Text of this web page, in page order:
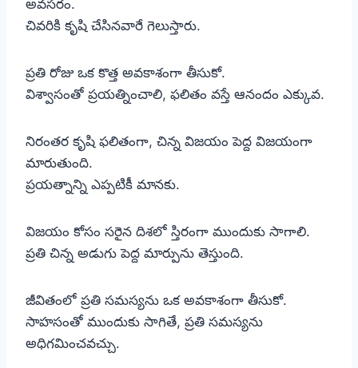
అవసరం.
చివరికి కృషి చేసినవారే గెలుస్తారు.
ప్రతి రోజు ఒక కొత్త అవకాశంగా తీసుకో.
విశ్వాసంతో ప్రయత్నించాలి, ఫలితం వస్తే ఆనందం ఎక్కువ.
నిరంతర కృషి ఫలితంగా, చిన్న విజయం పెద్ద విజయంగా
మారుతుంది.
ప్రయత్నాన్ని ఎప్పటికీ మానకు.
విజయం కోసం సరైన దిశలో స్తిరంగా ముందుకు సాగాలి.
ప్రతి చిన్న అడుగు పెద్ద మార్పును తెస్తుంది.
జీవితంలో ప్రతి సమస్యను ఒక అవకాశంగా తీసుకో.
సాహసంతో ముందుకు సాగితే, ప్రతి సమస్యను
అధిగమించవచ్చు.